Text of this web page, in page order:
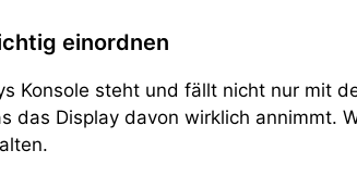
einordnen
Konsole steht und fällt nicht nur mit
das Display davon wirklich annimmt.